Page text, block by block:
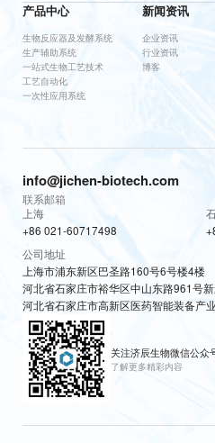
产品中心
生物反应器及发酵系统
生产辅助系统
一站式生物工艺技术
工艺自动化
一次性应用系统
新闻资讯
企业资讯
行业资讯
博客
info@jichen-biotech.com
联系邮箱
上海
+86 021-60717498
公司地址
上海市浦东新区巴圣路160号6号楼4楼
河北省石家庄市裕华区中山东路961号
河北省石家庄市高新区医药智能装备产
关注济辰生物微信公众
了解更多精彩内容